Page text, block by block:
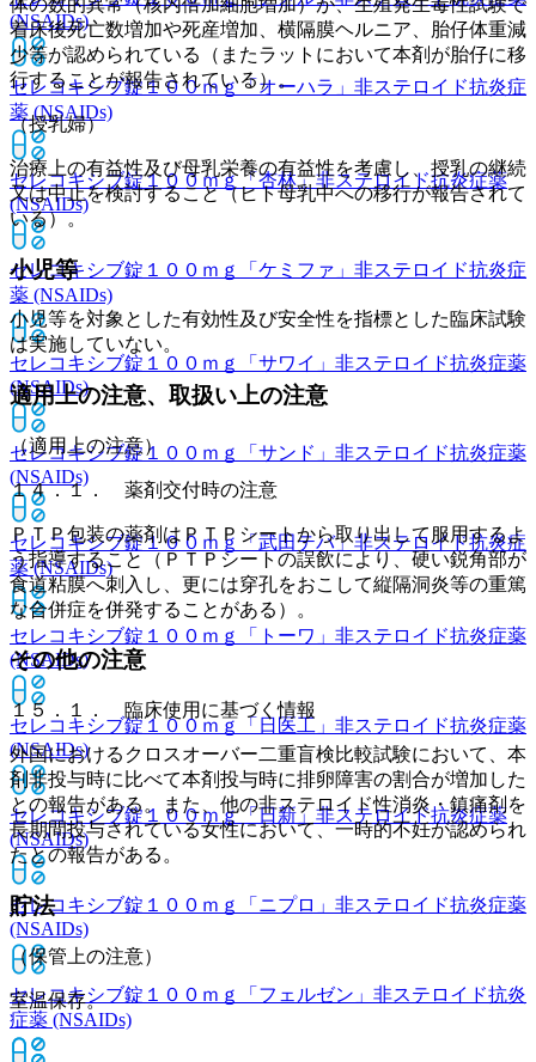
(NSAIDs)
セレコキシブ錠１００ｍｇ「オーハラ」 非ステロイド抗炎症
薬 (NSAIDs)
セレコキシブ錠１００ｍｇ「杏林」非ステロイド抗炎症薬
(NSAIDs)
セレコキシブ錠１００ｍｇ「ケミファ」 非ステロイド抗炎症
薬 (NSAIDs)
セレコキシブ錠１００ｍｇ「サワイ」 非ステロイド抗炎症薬
(NSAIDs)
セレコキシブ錠１００ｍｇ「サンド」 非ステロイド抗炎症薬
(NSAIDs)
セレコキシブ錠１００ｍｇ「武田テバ」非ステロイド抗炎症
薬 (NSAIDs)
セレコキシブ錠１００ｍｇ「トーワ」 非ステロイド抗炎症薬
(NSAIDs)
セレコキシブ錠１００ｍｇ「日医工」 非ステロイド抗炎症薬
(NSAIDs)
セレコキシブ錠１００ｍｇ「日新」 非ステロイド抗炎症薬
(NSAIDs)
セレコキシブ錠１００ｍｇ「ニプロ」 非ステロイド抗炎症薬
(NSAIDs)
セレコキシブ錠１００ｍｇ「フェルゼン」 非ステロイド抗炎
症薬 (NSAIDs)
着床後死亡数増加や死産増加、横隔膜ヘルニア、胎仔体重減
少等が認められている（またラットにおいて本剤が胎仔に移
行することが報告されている）。
（授乳婦）
治療上の有益性及び母乳栄養の有益性を考慮し、授乳の継続
又は中止を検討すること（ヒト母乳中への移行が報告されて
いる）。
小児等
小児等を対象とした有効性及び安全性を指標とした臨床試験
は実施していない。
適用上の注意、取扱い上の注意
（適用上の注意）
１４．１． 薬剤交付時の注意
ＰＴＰ包装の薬剤はＰＴＰシートから取り出して服用するよ
う指導すること（ＰＴＰシートの誤飲により、硬い鋭角部が
食道粘膜へ刺入し、更には穿孔をおこして縦隔洞炎等の重篤
な合併症を併発することがある）。
その他の注意
１５．１． 臨床使用に基づく情報
外国におけるクロスオーバー二重盲検比較試験において、本
剤非投与時に比べて本剤投与時に排卵障害の割合が増加した
との報告がある。また、他の非ステロイド性消炎・鎮痛剤を
長期間投与されている女性において、一時的不妊が認められ
たとの報告がある。
貯法
（保管上の注意）
室温保存。